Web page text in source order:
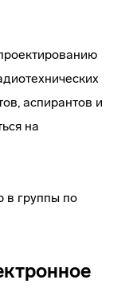
аспирантов и
на
в группы по